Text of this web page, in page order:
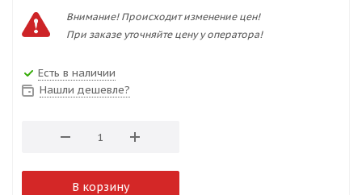
Внимание! Происходит изменение цен!
При заказе уточняйте цену у оператора!
Есть в наличии
Нашли дешевле?
В корзину